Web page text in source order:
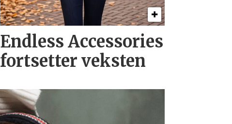
Endless Accessories
fortsetter veksten